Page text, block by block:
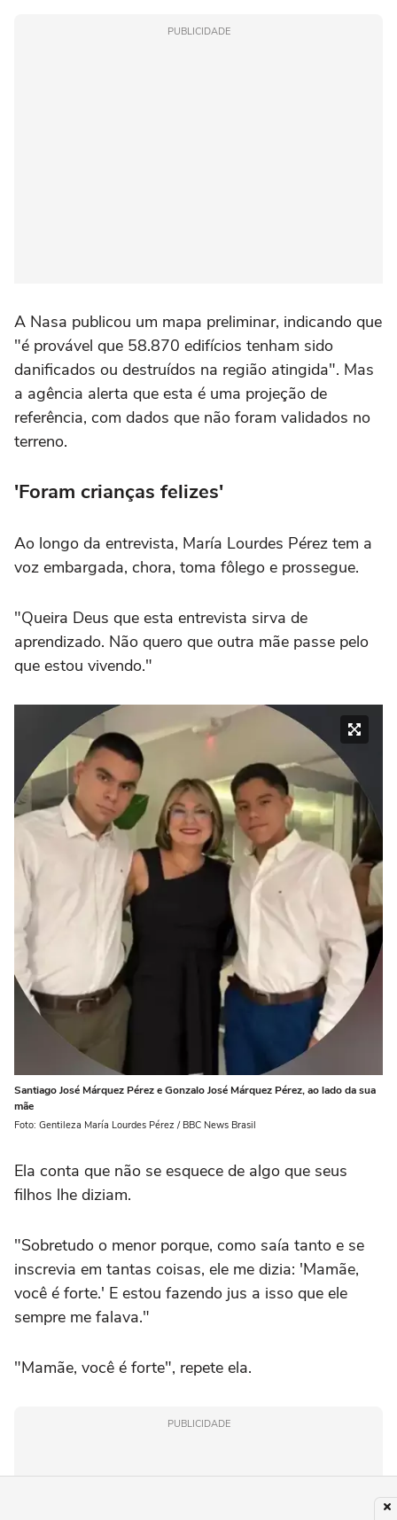
PUBLICIDADE
A Nasa publicou um mapa preliminar, indicando que
"é provável que 58.870 edifícios tenham sido
danificados ou destruídos na região atingida". Mas
a agência alerta que esta é uma projeção de
referência, com dados que não foram validados no
terreno.
'Foram crianças felizes'
Ao longo da entrevista, María Lourdes Pérez tem a
voz embargada, chora, toma fôlego e prossegue.
"Queira Deus que esta entrevista sirva de
aprendizado. Não quero que outra mãe passe pelo
que estou vivendo."
Santiago José Márquez Pérez e Gonzalo José Márquez Pérez, ao lado da sua
mãe
Foto: Gentileza María Lourdes Pérez / BBC News Brasil
Ela conta que não se esquece de algo que seus
filhos lhe diziam.
"Sobretudo o menor porque, como saía tanto e se
inscrevia em tantas coisas, ele me dizia: 'Mamãe,
você é forte.' E estou fazendo jus a isso que ele
sempre me falava."
"Mamãe, você é forte", repete ela.
PUBLICIDADE